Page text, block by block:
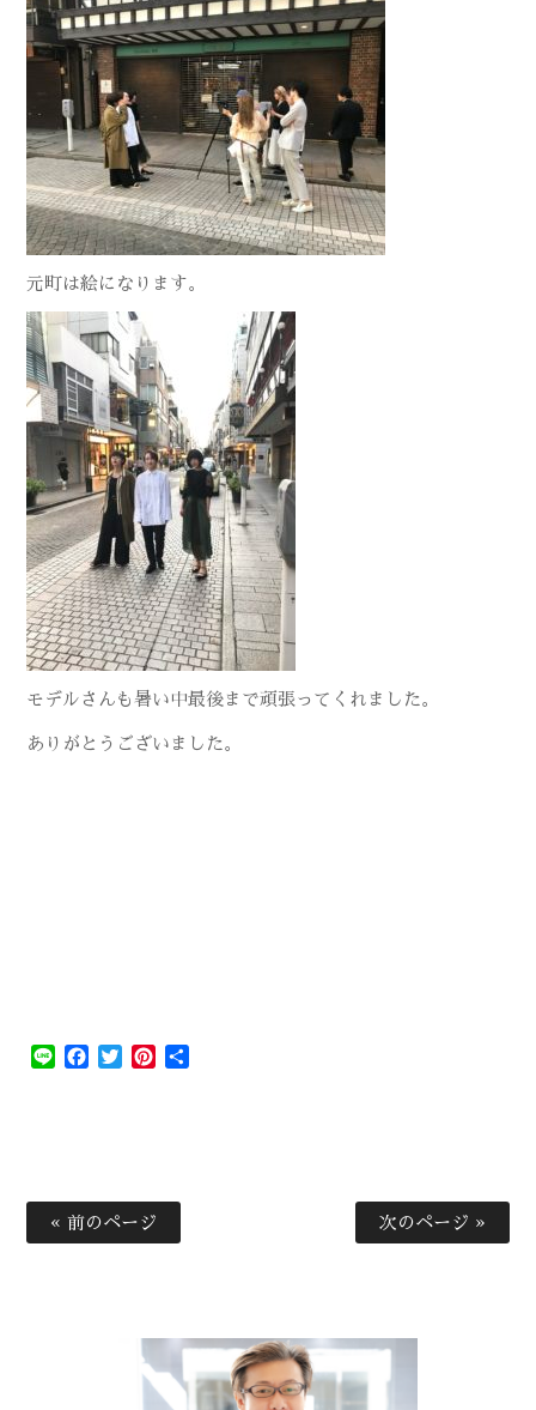
元町は絵になります。
モデルさんも暑い中最後まで頑張ってくれました。
ありがとうございました。
Line Facebook
TwitterPinterest
« 前のページ 次のページ »